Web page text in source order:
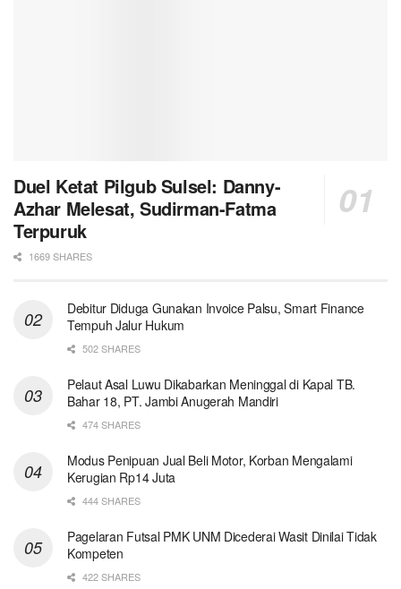
Duel Ketat Pilgub Sulsel: Danny-
Azhar Melesat, Sudirman-Fatma
Terpuruk
1669 SHARES
Debitur Diduga Gunakan Invoice Palsu, Smart Finance
Tempuh Jalur Hukum
502 SHARES
Pelaut Asal Luwu Dikabarkan Meninggal di Kapal TB.
Bahar 18, PT. Jambi Anugerah Mandiri
474 SHARES
Modus Penipuan Jual Beli Motor, Korban Mengalami
Kerugian Rp14 Juta
444 SHARES
Pagelaran Futsal PMK UNM Dicederai Wasit Dinilai Tidak
Kompeten
422 SHARES